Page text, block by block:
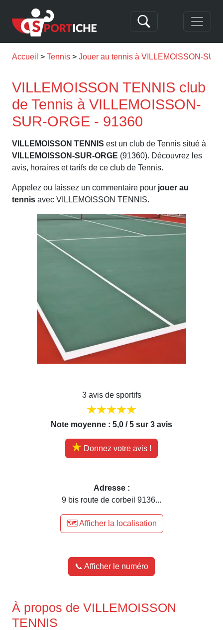
Accueil Tennis Jouer au tennis à VILLEMOISSON-
VILLEMOISSON TENNIS club
de Tennis à VILLEMOISSON-
SUR-ORGE - 91360
VILLEMOISSON TENNIS est un club de Tennis situé à
VILLEMOISSON-SUR-ORGE (91360). Découvrez les
avis, horaires et tarifs de ce club de Tennis.
Appelez ou laissez un commentaire pour jouer au
tennis avec VILLEMOISSON TENNIS.
3 avis de sportifs
Note moyenne : 5,0 / 5 sur 3 avis
Donnez votre avis !
Adresse :
9 bis route de corbeil 9136...
🗺️ Afficher la localisation
📞 Afficher le numéro
À propos de VILLEMOISSON
TENNIS